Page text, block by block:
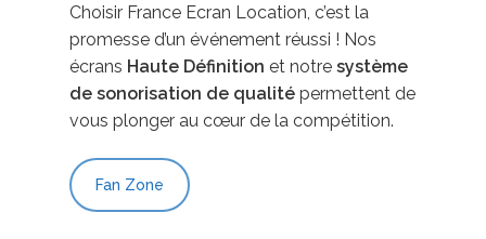
Choisir France Ecran Location, c’est la
promesse d’un événement réussi ! Nos
écrans Haute Définition et notresystème
de sonorisation de qualité permettent de
vous plonger au cœur de la compétition.
Fan Zone